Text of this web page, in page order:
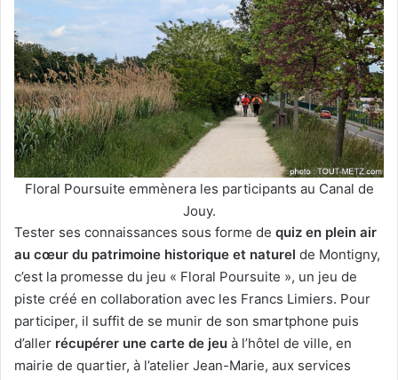
Floral Poursuite emmènera les participants au Canal de
Jouy.
Tester ses connaissances sous forme de quiz en plein air
au cœur du patrimoine historique et naturel de Montigny,
c’est la promesse du jeu « Floral Poursuite », un jeu de
piste créé en collaboration avec les Francs Limiers. Pour
participer, il suffit de se munir de son smartphone puis
d’aller récupérer une carte de jeu à l’hôtel de ville, en
mairie de quartier, à l’atelier Jean-Marie, aux services